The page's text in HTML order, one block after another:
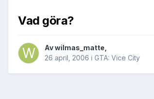
Vad göra?
Avwilmas_matte
26 april, 2006 i GTA: Vice City